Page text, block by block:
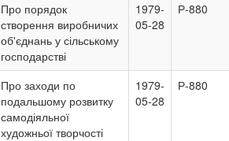
Про порядок
створення виробничих
об'єднань у сільському
господарстві
1979-
05-28
Р-880
Про заходи по
подальшому розвитку
самодіяльної
художньої творчості
1979-
05-28
Р-880